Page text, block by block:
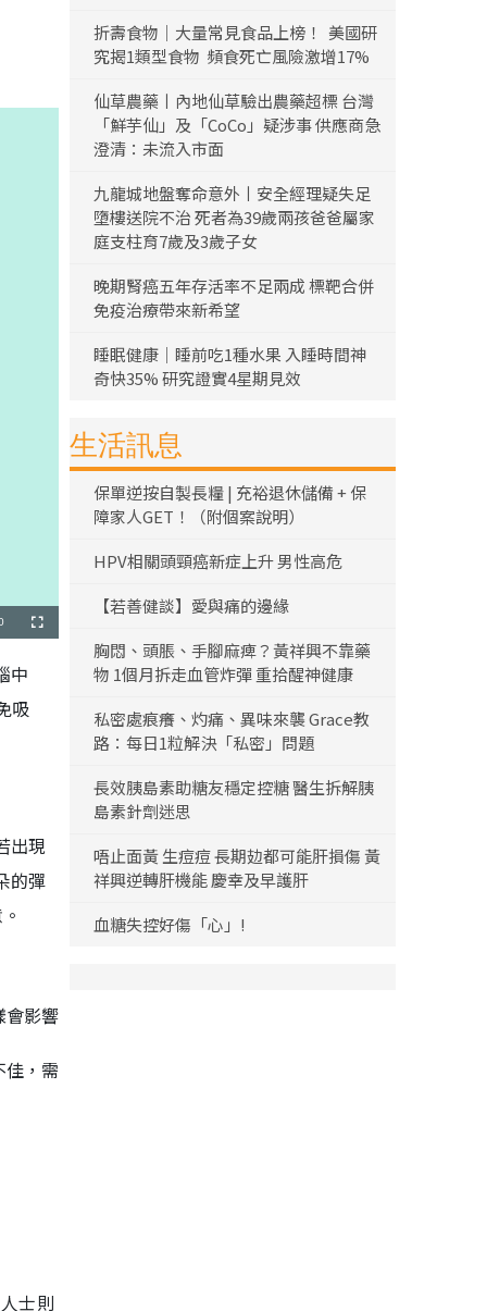
全
螢
中
吸
出現
的彈
會影響
佳，需
士則
折壽食物｜大量常見食品上榜！ 美國研
究揭1類型食物 頻食死亡風險激增17%
仙草農藥丨內地仙草驗出農藥超標 台灣
「鮮芋仙」及「CoCo」疑涉事 供應商急
澄清：未流入市面
九龍城地盤奪命意外丨安全經理疑失足
墮樓送院不治 死者為39歲兩孩爸爸屬家
庭支柱育7歲及3歲子女
晚期腎癌五年存活率不足兩成 標靶合併
免疫治療帶來新希望
睡眠健康｜睡前吃1種水果 入睡時間神
奇快35% 研究證實4星期見效
生活訊息
保單逆按自製長糧 | 充裕退休儲備 + 保
障家人GET！（附個案說明）
HPV相關頭頸癌新症上升 男性高危
【若善健談】愛與痛的邊緣
胸悶、頭脹、手腳麻痺？黃祥興不靠藥
物 1個月拆走血管炸彈 重拾醒神健康
私密處痕癢、灼痛、異味來襲 Grace教
路：每日1粒解決「私密」問題
長效胰島素助糖友穩定控糖 醫生拆解胰
島素針劑迷思
唔止面黃 生痘痘 長期攰都可能肝損傷 黃
祥興逆轉肝機能 慶幸及早護肝
血糖失控好傷「心」!